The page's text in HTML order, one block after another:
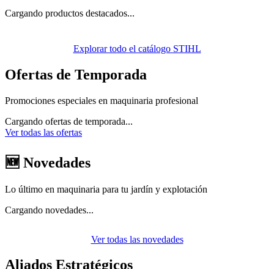
Cargando productos destacados...
Explorar todo el catálogo STIHL
Ofertas de Temporada
Promociones especiales en maquinaria profesional
Cargando ofertas de temporada...
Ver todas las ofertas
🆕 Novedades
Lo último en maquinaria para tu jardín y explotación
Cargando novedades...
Ver todas las novedades
Aliados Estratégicos